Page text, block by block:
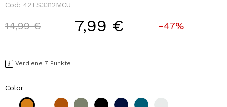
Cod: 42TS3312MCU
Price reduced from
14,99 €to 7,99 € -47%
Verdiene 7 Punkte
Color